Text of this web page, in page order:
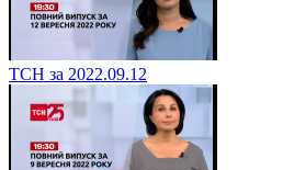
ТСН за 2022.09.12